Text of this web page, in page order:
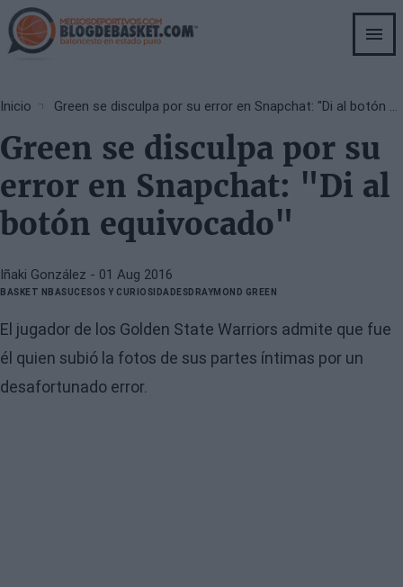
Skip
to
main
Breadcrumb
Inicio Green se disculpa por su error en Snapchat: "Di al botón equivocado"
Green se disculpa por su
error en Snapchat: "Di al
botón equivocado"
Iñaki González - 01 Aug 2016
BASKET NBASUCESOS Y CURIOSIDADESDRAYMOND GREEN
El jugador de los Golden State Warriors admite que fue
él quien subió la fotos de sus partes íntimas por un
desafortunado error.